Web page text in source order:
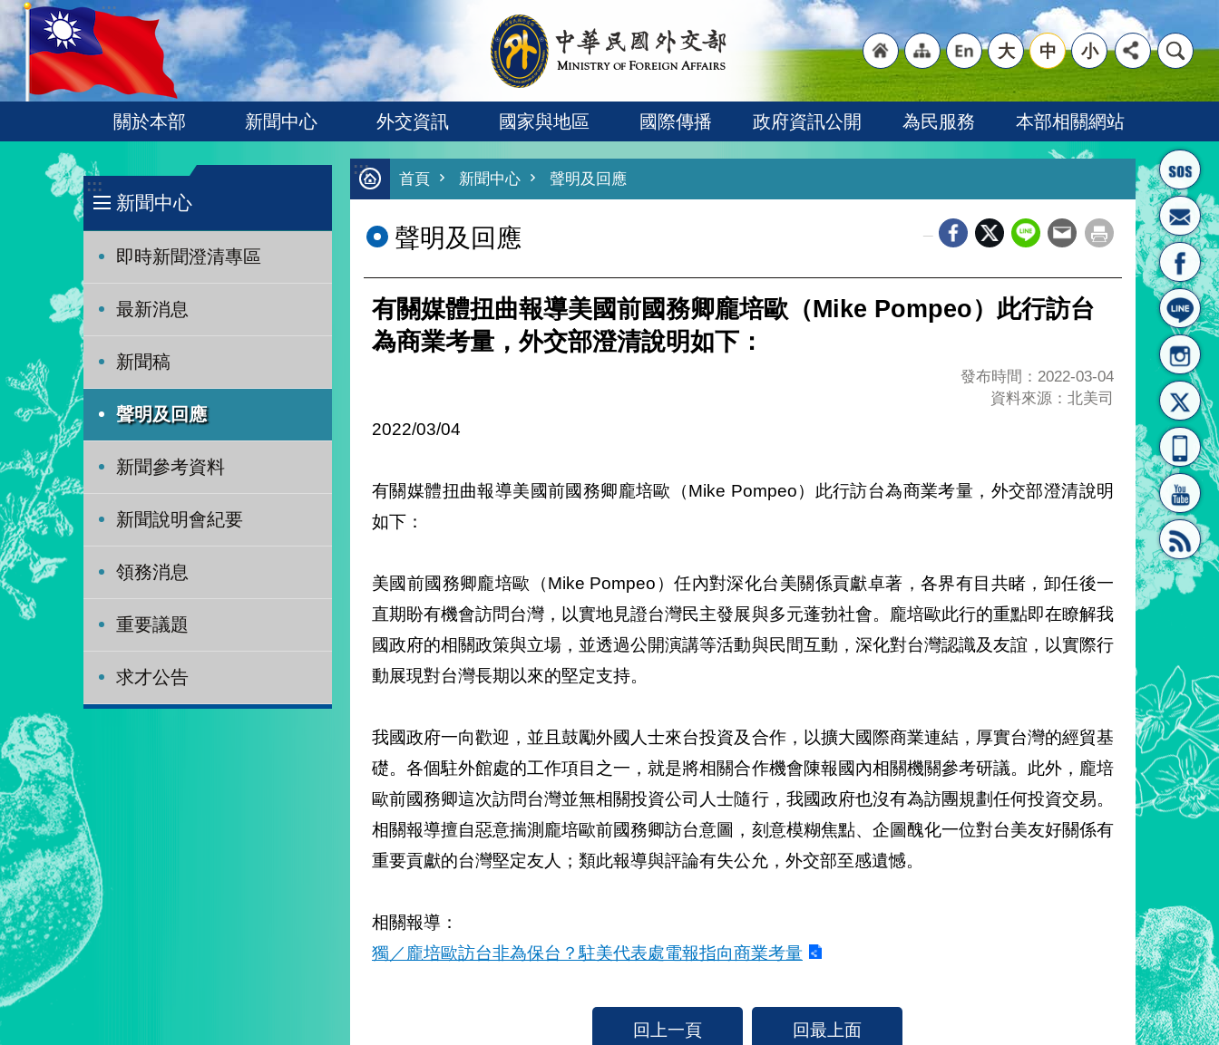
跳到主要內容區塊
:::
首頁
結]"
"網
站導
[連
"英
文語
大 中 小
關於本部 新聞中心 外交資訊 國家與地區 國際傳播 政府資訊公開 為民服務 本部相關網站
:::
新聞中心
即時新聞澄清專區
最新消息
新聞稿
聲明及回應
新聞參考資料
新聞說明會紀要
領務消息
重要議題
求才公告
:::
首頁 新聞中心 聲明及回應
聲明及回應
有關媒體扭曲報導美國前國務卿龐培歐（Mike Pompeo）此行訪台
為商業考量，外交部澄清說明如下：
發布時間：2022-03-04
資料來源：北美司
2022/03/04
有關媒體扭曲報導美國前國務卿龐培歐（Mike Pompeo）此行訪台為商業考量，外交部澄清說明
如下：
美國前國務卿龐培歐（Mike Pompeo）任內對深化台美關係貢獻卓著，各界有目共睹，卸任後一
直期盼有機會訪問台灣，以實地見證台灣民主發展與多元蓬勃社會。龐培歐此行的重點即在瞭解我
國政府的相關政策與立場，並透過公開演講等活動與民間互動，深化對台灣認識及友誼，以實際行
動展現對台灣長期以來的堅定支持。
我國政府一向歡迎，並且鼓勵外國人士來台投資及合作，以擴大國際商業連結，厚實台灣的經貿基
礎。各個駐外館處的工作項目之一，就是將相關合作機會陳報國內相關機關參考研議。此外，龐培
歐前國務卿這次訪問台灣並無相關投資公司人士隨行，我國政府也沒有為訪團規劃任何投資交易。
相關報導擅自惡意揣測龐培歐前國務卿訪台意圖，刻意模糊焦點、企圖醜化一位對台美友好關係有
重要貢獻的台灣堅定友人；類此報導與評論有失公允，外交部至感遺憾。
相關報導：
獨／龐培歐訪台非為保台？駐美代表處電報指向商業考量
回上一頁 回最上面